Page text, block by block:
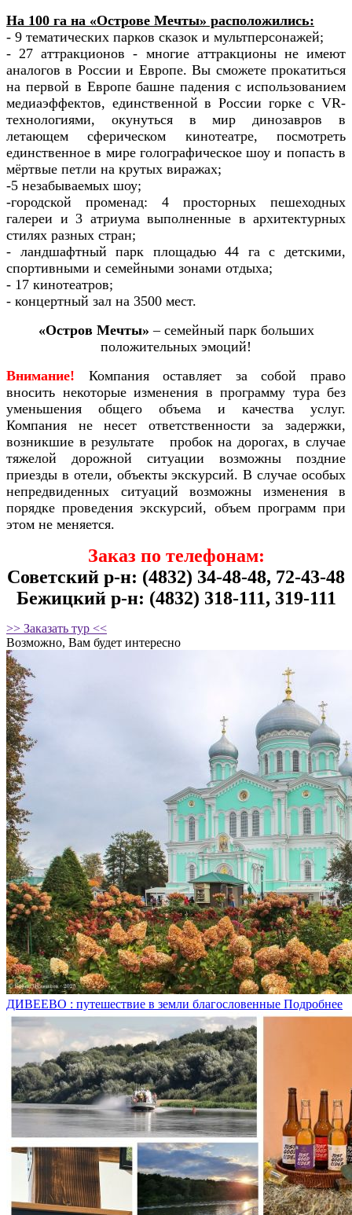
На 100 га на «Острове Мечты» расположились:
- 9 тематических парков сказок и мультперсонажей;
- 27 аттракционов - многие аттракционы не имеют
аналогов в России и Европе. Вы сможете прокатиться
на первой в Европе башне падения с использованием
медиаэффектов, единственной в России горке с VR-
технологиями, окунуться в мир динозавров в
летающем сферическом кинотеатре, посмотреть
единственное в мире голографическое шоу и попасть в
мёртвые петли на крутых виражах;
-5 незабываемых шоу;
-городской променад: 4 просторных пешеходных
галереи и 3 атриума выполненные в архитектурных
стилях разных стран;
- ландшафтный парк площадью 44 га с детскими,
спортивными и семейными зонами отдыха;
- 17 кинотеатров;
- концертный зал на 3500 мест.
«Остров Мечты» – семейный парк больших
положительных эмоций!
Внимание! Компания оставляет за собой право
вносить некоторые изменения в программу тура без
уменьшения общего объема и качества услуг.
Компания не несет ответственности за задержки,
возникшие в результате пробок на дорогах, в случае
тяжелой дорожной ситуации возможны поздние
приезды в отели, объекты экскурсий. В случае особых
непредвиденных ситуаций возможны изменения в
порядке проведения экскурсий, объем программ при
этом не меняется.
Заказ по телефонам:
Советский р-н: (4832) 34-48-48, 72-43-48
Бежицкий р-н: (4832) 318-111, 319-111
>> Заказать тур <<
Возможно, Вам будет интересно
ДИВЕЕВО : путешествие в земли благословенные Подробнее